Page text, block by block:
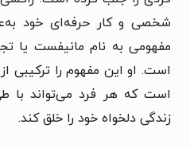
شخصی و کار حرفه‌ای خود
مفهومی به نام مانیفست یا
است. او این مفهوم را ترکیبی
است که هر فرد می‌تواند
زندگی دلخواه خود را خلق کند.